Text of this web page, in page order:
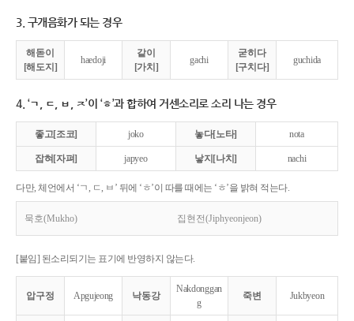
3. 구개음화가 되는 경우
해돋이
[해도지]
haedoji
같이
[가치]
gachi
굳히다
[구치다]
guchida
4. ‘ㄱ, ㄷ, ㅂ, ㅈ’이 ‘ㅎ’과 합하여 거센소리로 소리 나는 경우
좋고[조코] joko 놓다[노타] nota
잡혀[자펴] japyeo 낳지[나치] nachi
다만, 체언에서 ‘ㄱ, ㄷ, ㅂ’ 뒤에 ‘ㅎ’이 따를 때에는 ‘ㅎ’을 밝혀 적는다.
묵호(Mukho) 집현전(Jiphyeonjeon)
[붙임] 된소리되기는 표기에 반영하지 않는다.
압구정 Apgujeong 낙동강
Nakdonggan
g
죽변 Jukbyeon